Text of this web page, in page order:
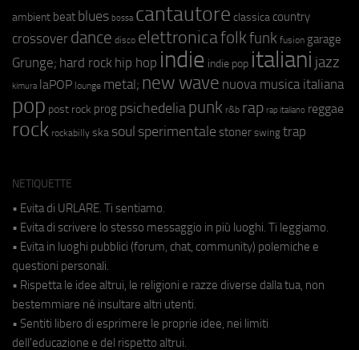
ambient beat blues bossa cantautore classica country
crossover dance disco elettronicafolkfunk fusion garage
Grunge; hard rock hip hop indie indie pop italiani jazz
kimura laPOP lounge metal; new wave nuova musica italiana
pop post rock prog psichedeliapunk r&b rap rap italiano reggae
rock rockabilly ska soul sperimentale stoner swing trap
NETIQUETTE
• Evita di URLARE. Ti sentiamo.
• Evita di scrivere lo stesso messaggio in più luoghi. Ti leggiamo.
• Evita in luoghi pubblici (forum, chat, community) polemiche e
questioni personali.
• Rispetta le idee altrui, le religioni e razze diverse dalla tua, non
bestemmiare né insultare altri utenti.
• Sentiti libero di esprimere le proprie idee, nei limiti
dell'educazione e del rispetto altrui.